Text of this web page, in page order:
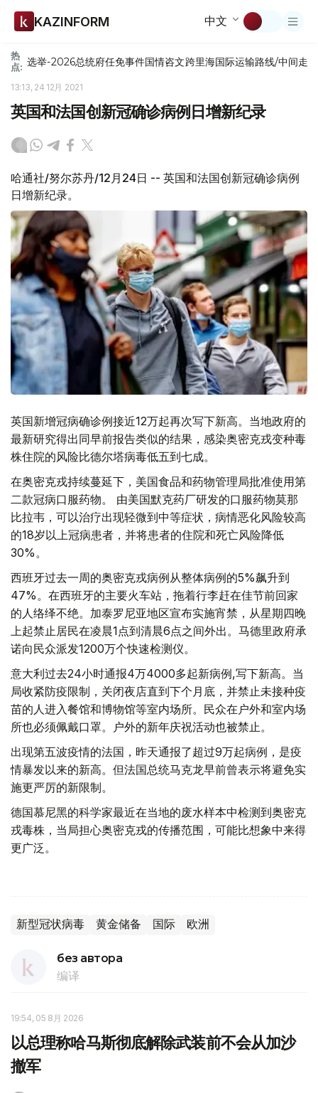
KAZINFORM 中文
热
点: 选举-2026总统府任免事件国情咨文跨里海国际运输路线/中间走廊
13:13, 24 12月 2021
英国和法国创新冠确诊病例日增新纪录
哈通社/努尔苏丹/12月24日 -- 英国和法国创新冠确诊病例
日增新纪录。
英国新增冠病确诊例接近12万起再次写下新高。当地政府的
最新研究得出同早前报告类似的结果，感染奥密克戎变种毒
株住院的风险比德尔塔病毒低五到七成。
在奥密克戎持续蔓延下，美国食品和药物管理局批准使用第
二款冠病口服药物。 由美国默克药厂研发的口服药物莫那
比拉韦，可以治疗出现轻微到中等症状，病情恶化风险较高
的18岁以上冠病患者，并将患者的住院和死亡风险降低
30%。
西班牙过去一周的奥密克戎病例从整体病例的5%飙升到
47%。在西班牙的主要火车站，拖着行李赶在佳节前回家
的人络绎不绝。加泰罗尼亚地区宣布实施宵禁，从星期四晚
上起禁止居民在凌晨1点到清晨6点之间外出。马德里政府承
诺向民众派发1200万个快速检测仪。
意大利过去24小时通报4万4000多起新病例,写下新高。当
局收紧防疫限制，关闭夜店直到下个月底，并禁止未接种疫
苗的人进入餐馆和博物馆等室内场所。民众在户外和室内场
所也必须佩戴口罩。户外的新年庆祝活动也被禁止。
出现第五波疫情的法国，昨天通报了超过9万起病例，是疫
情暴发以来的新高。但法国总统马克龙早前曾表示将避免实
施更严厉的新限制。
德国慕尼黑的科学家最近在当地的废水样本中检测到奥密克
戎毒株，当局担心奥密克戎的传播范围，可能比想象中来得
更广泛。
新型冠状病毒 黄金储备 国际 欧洲
без автора
编译
19:54, 05 8月 2026
以总理称哈马斯彻底解除武装前不会从加沙
撤军